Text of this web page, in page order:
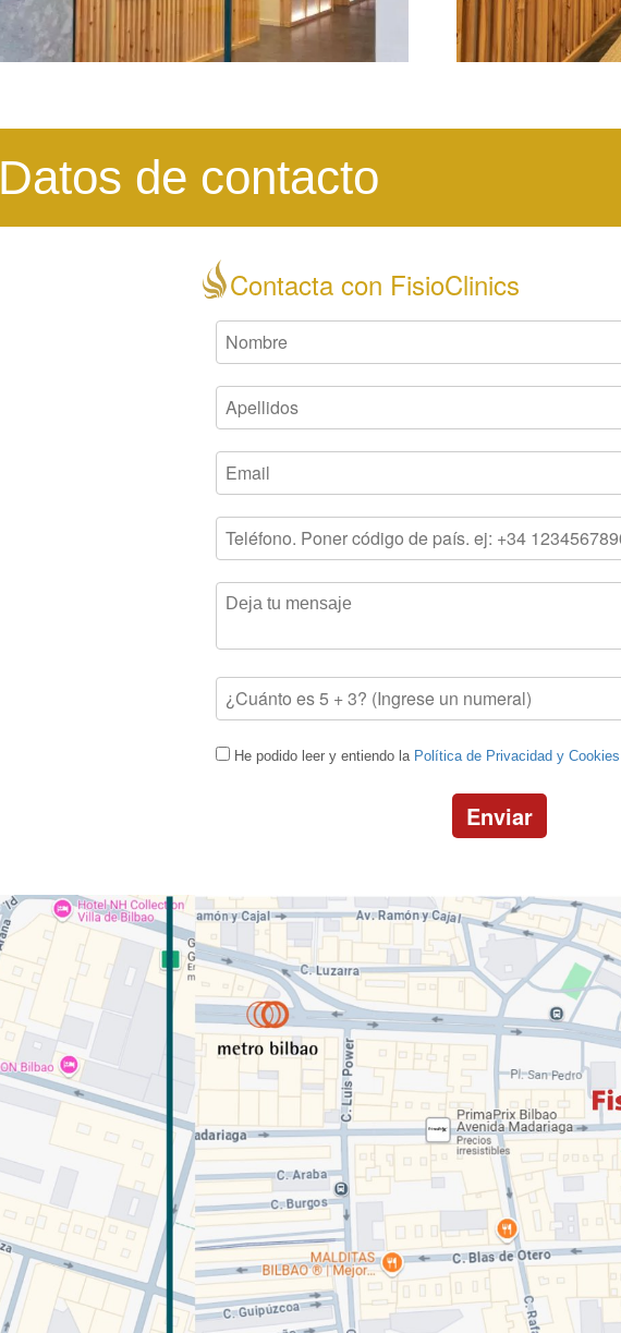
Datos de contacto
Contacta con FisioClinics
He podido leer y entiendo la Política de Privacidad y Cookies
Enviar